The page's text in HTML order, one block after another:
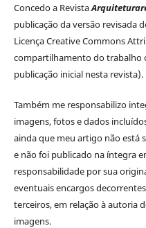
Concedo a Revista
publicação da versão revisada
Licença Creative Commons
compartilhamento do trabalho
publicação inicial nesta revista).
Também me responsabilizo
imagens, fotos e dados
ainda que meu artigo não está
e não foi publicado na íntegra
responsabilidade por sua
eventuais encargos
terceiros, em relação à autoria
imagens.